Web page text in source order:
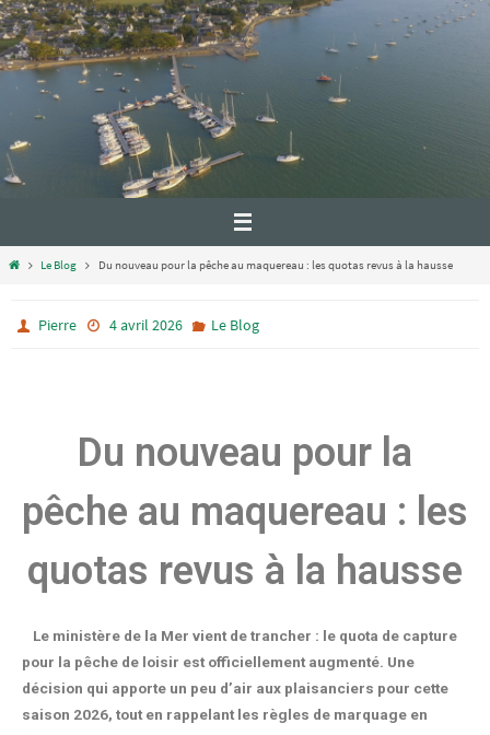
Le Blog Du nouveau pour la pêche au maquereau : les quotas revus à la hausse
Pierre 4 avril 2026 Le Blog
Du nouveau pour la
pêche au maquereau : les
quotas revus à la hausse
Le ministère de la Mer vient de trancher : le quota de capture
pour la pêche de loisir est officiellement augmenté. Une
décision qui apporte un peu d’air aux plaisanciers pour cette
saison 2026, tout en rappelant les règles de marquage en